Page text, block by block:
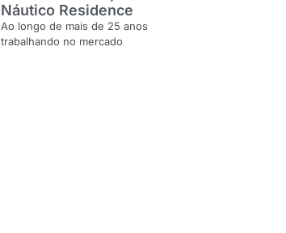
Náutico Residence
Ao longo de mais de 25 anos
trabalhando no mercado